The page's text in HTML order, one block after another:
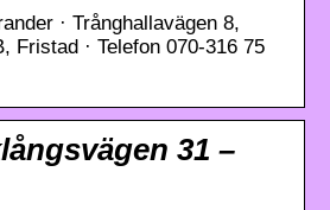
· Trånghallavägen 8,
Fristad · Telefon 070-316 75
31 –